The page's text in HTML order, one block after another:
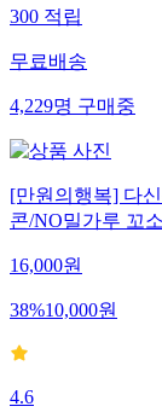
300 적립
무료배송
4,229명 구매중
[만원의행복] 다
콘/NO밀가루 꼬
16,000원
38%10,000원
4.6